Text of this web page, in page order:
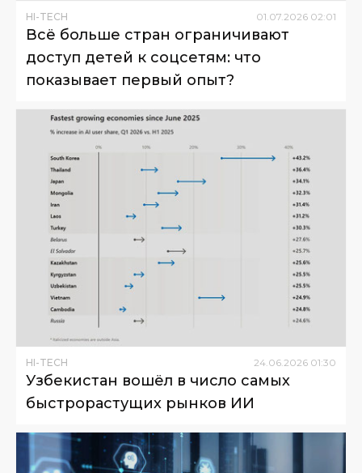
HI-TECH 01 07 2026 02:01
Всё больше стран ограничивают
доступ детей к соцсетям: что
показывает первый опыт?
HI-TECH 24.06.2026 01:30
Узбекистан вошёл в число самых
быстрорастущих рынков ИИ